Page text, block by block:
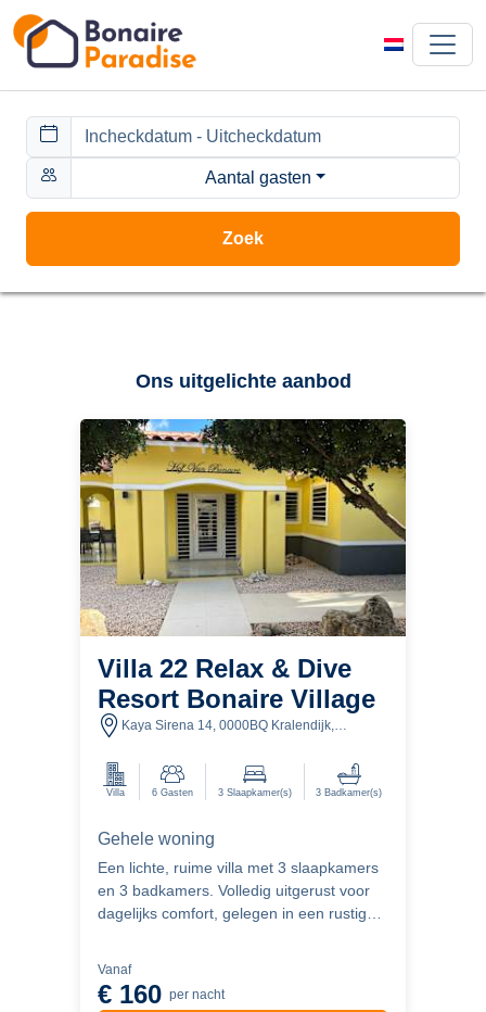
Aantal gasten
Zoek
Ons uitgelichte aanbod
Villa 22 Relax & Dive
Resort Bonaire Village
Kaya Sirena 14, 0000BQ Kralendijk,
Villa 6 Gasten 3 Slaapkamer(s) 3 Badkamer(s)
Gehele woning
Een lichte, ruime villa met 3 slaapkamers
en 3 badkamers. Volledig uitgerust voor
dagelijks comfort, gelegen in een rustige
Vanaf
€ 160 per nacht